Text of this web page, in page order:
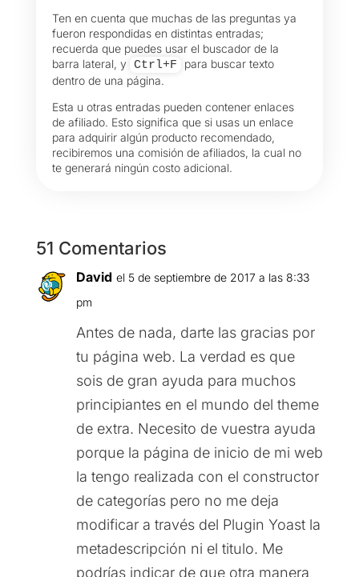
Ten en cuenta que muchas de las preguntas ya
fueron respondidas en distintas entradas;
recuerda que puedes usar el buscador de la
barra lateral, y Ctrl+F
para buscar texto
dentro de una página.
Esta u otras entradas pueden contener enlaces
de afiliado. Esto significa que si usas un enlace
para adquirir algún producto recomendado,
recibiremos una comisión de afiliados, la cual no
te generará ningún costo adicional.
51 Comentarios
David el 5 de septiembre de 2017 a las 8:33
pm
Antes de nada, darte las gracias por
tu página web. La verdad es que
sois de gran ayuda para muchos
principiantes en el mundo del theme
de extra. Necesito de vuestra ayuda
porque la página de inicio de mi web
la tengo realizada con el constructor
de categorías pero no me deja
modificar a través del Plugin Yoast la
metadescripción ni el titulo. Me
podrías indicar de que otra manera